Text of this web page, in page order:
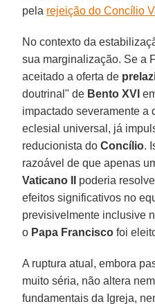
pela rejeição do Concílio
No contexto da
sua marginalização. Se a
aceitado a oferta de
doutrinal" de Bento XVI
impactado severamente a
eclesial universal, já
reducionista doConcílio.
razoável de que apenas
Vaticano II
poderia
efeitos significativos no
previsivelmente inclusive
o Papa Francisco foi
A ruptura atual, embora
muito séria, não altera
fundamentais da Igreja,